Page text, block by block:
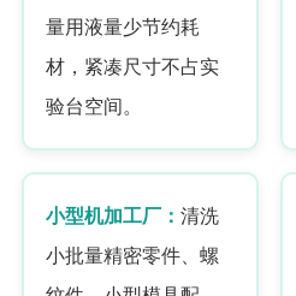
量用液量少节约耗
材，紧凑尺寸不占实
验台空间。
小型机加工厂： 清洗
小批量精密零件、螺